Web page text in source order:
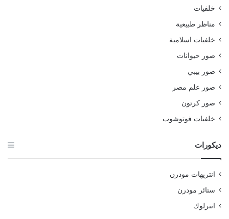
خلفيات
مناظر طبيعية
خلفيات اسلامية
صور حيوانات
صور بيبي
صور علم مصر
صور كرتون
خلفيات فوتوشوب
ديكورات
انتريهات مودرن
ستائر مودرن
انترلوك